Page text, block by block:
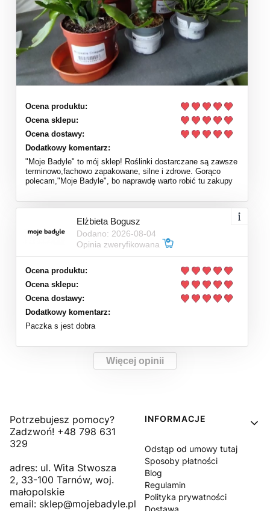
Ocena produktu:
Ocena sklepu:
Ocena dostawy:
Dodatkowy komentarz:
"Moje Badyle" to mój sklep! Roślinki dostarczane są zawsze
terminowo,fachowo zapakowane, silne i zdrowe. Gorąco
polecam,"Moje Badyle", bo naprawdę warto robić tu zakupy
Elżbieta Bogusz
Dodano: 2026-08-04
Opinia zweryfikowana
Ocena produktu:
Ocena sklepu:
Ocena dostawy:
Dodatkowy komentarz:
Paczka s jest dobra
Więcej opinii
Potrzebujesz pomocy?
Zadzwoń! +48 798 631
329
adres: ul. Wita Stwosza
2, 33-100 Tarnów, woj.
małopolskie
email: sklep@mojebadyle.pl
Linki w stopce
INFORMACJE
Odstąp od umowy tutaj
Sposoby płatności
Blog
Regulamin
Polityka prywatności
Dostawa